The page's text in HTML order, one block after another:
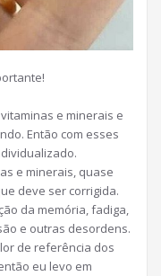
e minerais e
Então com esses
e minerais, quase
deve ser corrigida.
da memória, fadiga,
e outras desordens.
de referência dos
eu levo em